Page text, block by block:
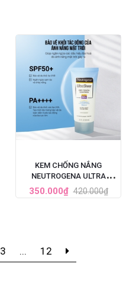
KEM CHỐNG NẮNG
NEUTROGENA ULTRA
SHEER SPF 50 88ML
350.000₫ 420.000₫
3 ... 12